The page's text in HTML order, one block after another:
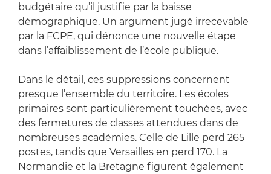
budgétaire qu’il justifie par la baisse
démographique. Un argument jugé irrecevable
par la FCPE, qui dénonce une nouvelle étape
dans l’affaiblissement de l’école publique.
Dans le détail, ces suppressions concernent
presque l’ensemble du territoire. Les écoles
primaires sont particulièrement touchées, avec
des fermetures de classes attendues dans de
nombreuses académies. Celle de Lille perd 265
postes, tandis que Versailles en perd 170. La
Normandie et la Bretagne figurent également